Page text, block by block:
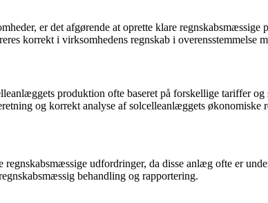
er det afgørende at oprette klare
korrekt i virksomhedens regnskab i overensstemmelse
produktion ofte baseret på forskellige tariffer
og korrekt analyse af solcelleanlæggets økonomiske
udfordringer, da disse anlæg ofte er
behandling og rapportering.